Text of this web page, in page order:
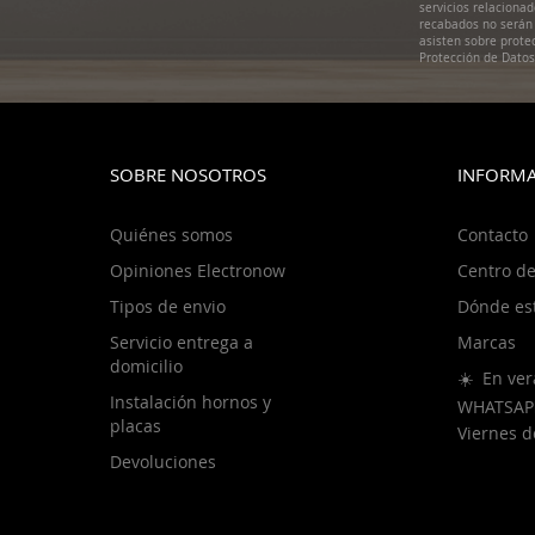
servicios
recabados no
asisten sobre
Protección de
SOBRE NOSOTROS
Quiénes somos
Opiniones Electronow
Tipos de envio
Servicio entrega a
domicilio
Instalación hornos y
placas
Devoluciones
Contacto
Centro
Dónde
Marcas
☀️ En
Viernes